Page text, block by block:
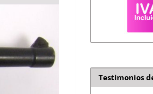
Testimonios